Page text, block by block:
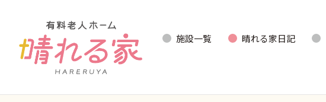
施設一覧 晴れる家日記